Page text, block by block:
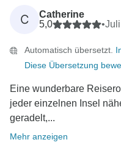
C
Catherine
5,0
•
Automatisch übersetzt.
Diese Übersetzung
Eine wunderbare
jeder einzelnen Insel
geradelt,...
Mehr anzeigen